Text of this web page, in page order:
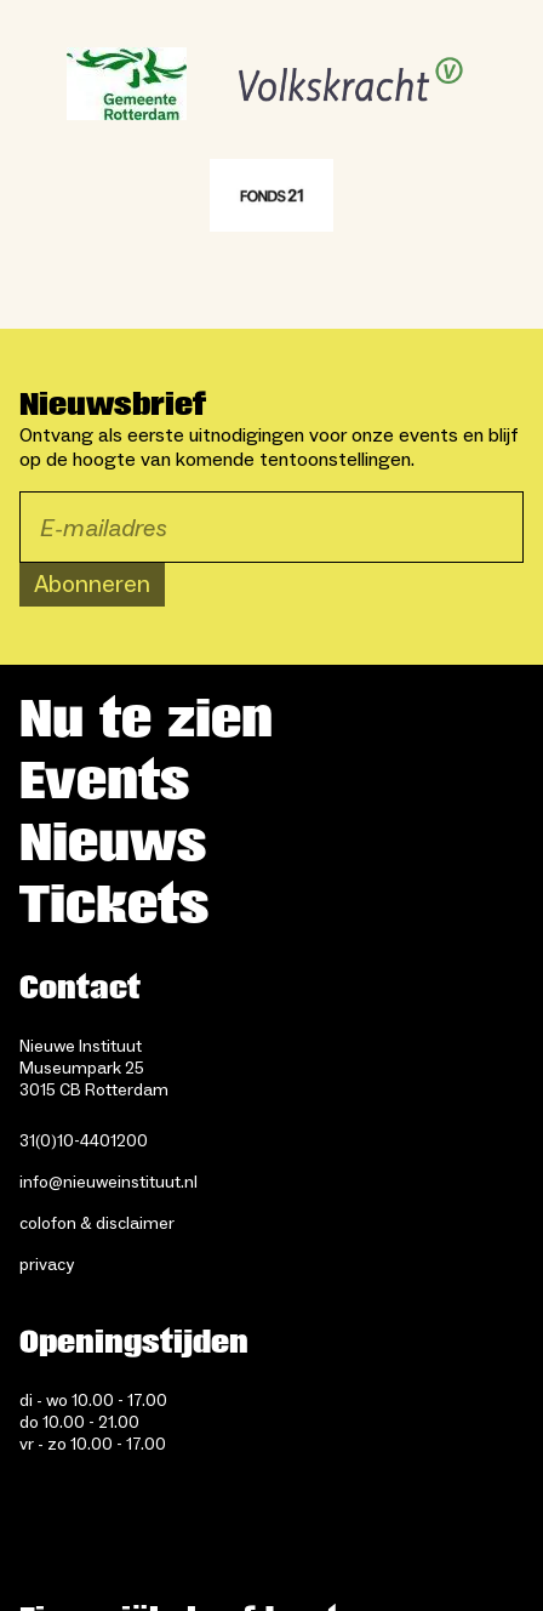
Nieuwsbrief
Ontvang als eerste uitnodigingen voor onze events en blijf
op de hoogte van komende tentoonstellingen.
Abonneren
Nu te zien
Events
Nieuws
Tickets
Contact
Nieuwe Instituut
Museumpark 25
3015 CB Rotterdam
31(0)10-4401200
info@nieuweinstituut.nl
colofon & disclaimer
privacy
Openingstijden
di - wo 10.00 - 17.00
do 10.00 - 21.00
vr - zo 10.00 - 17.00